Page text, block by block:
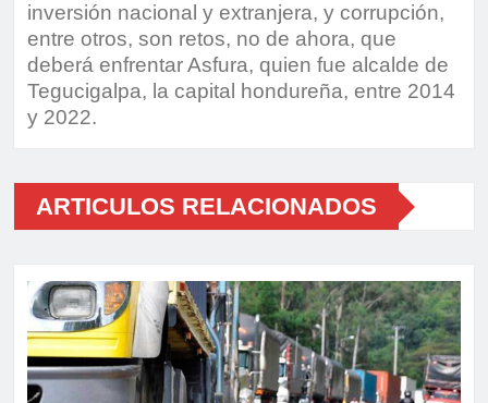
inversión nacional y extranjera, y corrupción,
entre otros, son retos, no de ahora, que
deberá enfrentar Asfura, quien fue alcalde de
Tegucigalpa, la capital hondureña, entre 2014
y 2022.
ARTICULOS RELACIONADOS